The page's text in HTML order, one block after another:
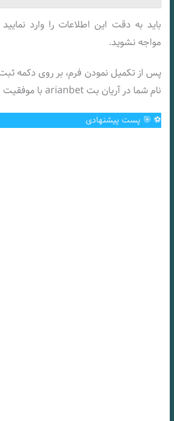
باید به دقت این اطلاعات را وارد
مواجه نشوید.
پس از تکمیل نمودن فرم، بر روی دکمه
نام شما در آریان بت arianbet با موفقیت به اتمام برسد.
⚽️ 🎯 پست پیشنهادی